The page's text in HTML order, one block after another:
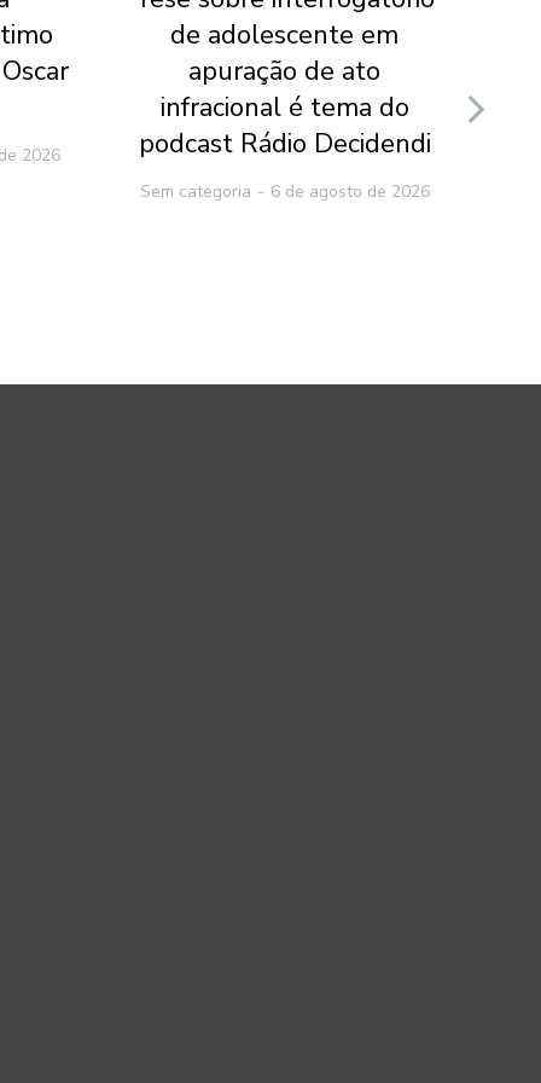
2026
de adolescente em
apuração de ato
infracional é tema do
podcast Rádio Decidendi
Sem categoria 6 de agosto de 2026